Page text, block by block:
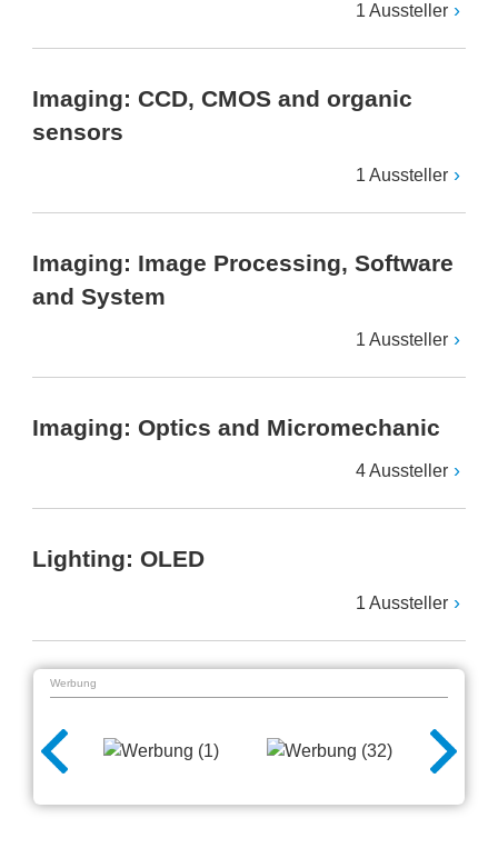
1 Aussteller
Imaging: CCD, CMOS and organic
sensors
1 Aussteller
Imaging: Image Processing, Software
and System
1 Aussteller
Imaging: Optics and Micromechanic
4 Aussteller
Lighting: OLED
1 Aussteller
Werbung